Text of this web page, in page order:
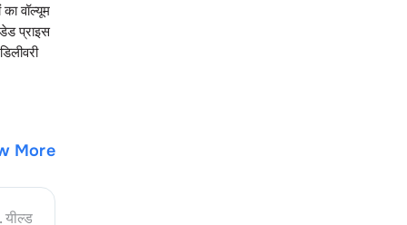
वॉल्यूम
प्राइस
More